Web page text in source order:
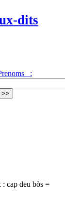
dits
:
: cap deu bòs =